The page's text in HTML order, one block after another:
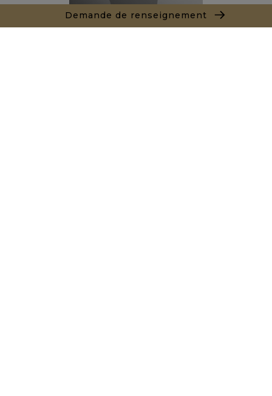
Demande de renseignement